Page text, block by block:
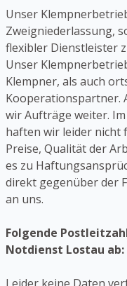
Unser
Zweigniederlassung,
flexibler Dienstleister
Unser
Klempner, als auch
Kooperationspartner.
wir Aufträge weiter.
haften wir leider nicht
Preise, Qualität der
es zu
direkt gegenüber der
an uns.
Folgende
Notdienst Lostau ab: